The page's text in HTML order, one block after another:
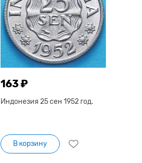
163 ₽
Индонезия 25 сен 1952 год.
В корзину